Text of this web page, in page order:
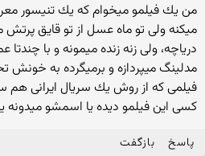
من یك فیلمو میخوام كه یك تنیسور
میكنه ولی تو ماه عسل از تو قایق
دریاچه، ولی زنه زنده میمونه و با
مدلینگ میپردازه و برمیگرده به
فیلمی كه از روش یك سریال ایرانی هم
كسی این فیلمو دیده یا اسمشو میدونه
پاسخ بازگفت